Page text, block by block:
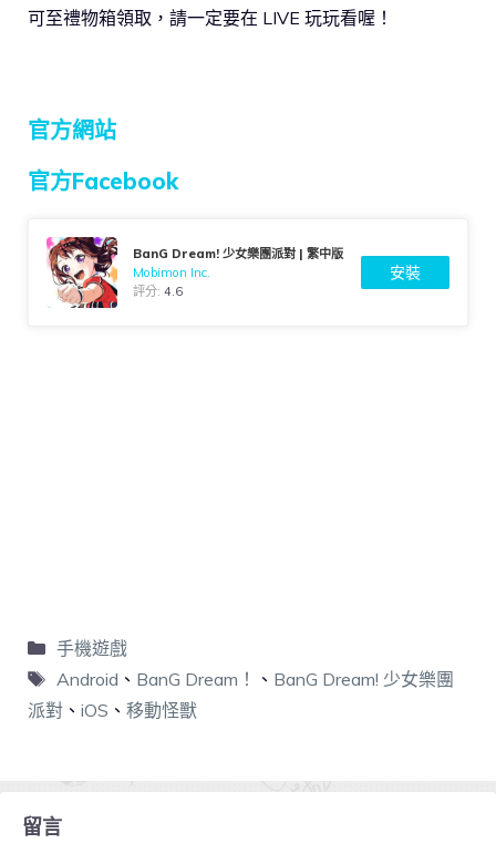
可至禮物箱領取，請一定要在 LIVE 玩玩看喔！
官方網站
官方Facebook
BanG Dream! 少女樂團派對 | 繁中版
Mobimon Inc.
評分:4.6
安裝
手機遊戲
Android 、 BanG Dream！ 、 BanG Dream! 少女樂團
派對 、 iOS 、 移動怪獸
留言